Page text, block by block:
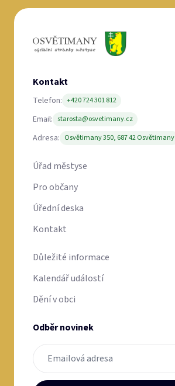
Kontakt
Telefon: +420 724 301 812
Email: starosta@osvetimany.cz
Adresa: Osvětimany 350, 687 42 Osvětimany
Úřad městyse
Pro občany
Úřední deska
Kontakt
Důležité informace
Kalendář událostí
Dění v obci
Odběr novinek